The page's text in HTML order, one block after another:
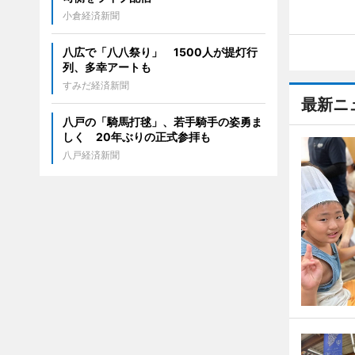
最新ニ
小倉経済新聞
八広で「八八祭り」 1500人が提灯行
列、多幸アートも
すみだ経済新聞
八戸の「騎馬打毬」、若手騎手の姿勇ま
しく 20年ぶりの正式参拝も
八戸経済新聞